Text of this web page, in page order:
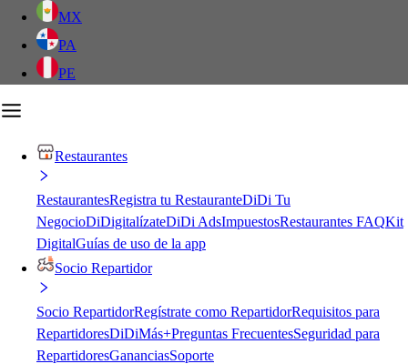
MX
PA
PE
Restaurantes
RestaurantesRegistra tu RestauranteDiDi Tu
NegocioDiDigitalízateDiDi AdsImpuestosRestaurantes FAQKit
DigitalGuías de uso de la app
Socio Repartidor
Socio RepartidorRegístrate como RepartidorRequisitos para
RepartidoresDiDiMás+Preguntas FrecuentesSeguridad para
RepartidoresGananciasSoporte